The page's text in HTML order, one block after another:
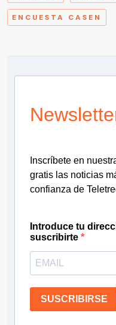
ENCUESTA CASEN
Inscríbete en
gratis las noticias
confianza de
Introduce tu
suscribirte
SUSCRIBIRSE